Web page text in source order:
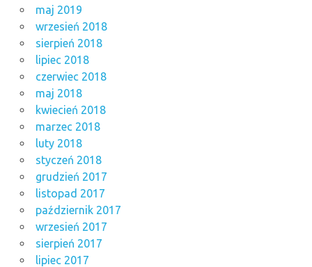
maj 2019
wrzesień 2018
sierpień 2018
lipiec 2018
czerwiec 2018
maj 2018
kwiecień 2018
marzec 2018
luty 2018
styczeń 2018
grudzień 2017
listopad 2017
październik 2017
wrzesień 2017
sierpień 2017
lipiec 2017